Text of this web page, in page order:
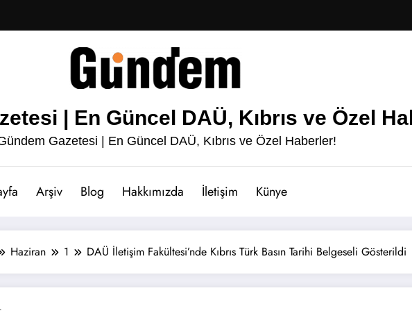
| En Güncel DAÜ, Kıbrıs ve Özel
Gazetesi | En Güncel DAÜ, Kıbrıs ve Özel Haberler!
Arşiv Blog Hakkımızda İletişim Künye
Haziran 1 DAÜ İletişim Fakültesi’nde Kıbrıs Türk Basın Tarihi Belgeseli Gösterildi